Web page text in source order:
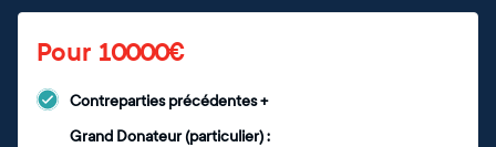
Pour 10000€
Contreparties précédentes +
Grand Donateur (particulier) :